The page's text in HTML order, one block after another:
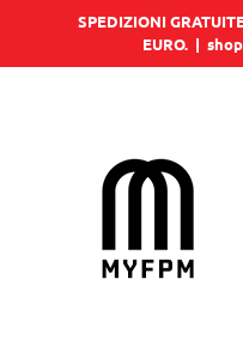
SPEDIZIONI
EURO. |